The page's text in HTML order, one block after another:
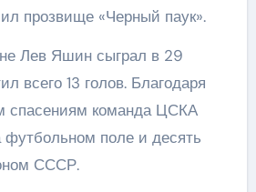
прозвище «Черный паук».
Лев Яшин сыграл в 29
всего 13 голов. Благодаря
спасениям команда ЦСКА
поле и десять
СССР.